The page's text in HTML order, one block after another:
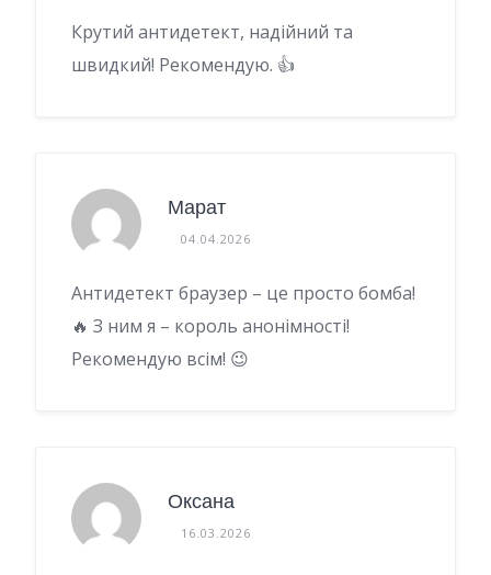
Крутий антидетект, надійний та
швидкий! Рекомендую. 👍
Марат
04.04.2026
Антидетект браузер – це просто бомба!
🔥 З ним я – король анонімності!
Рекомендую всім! 😉
Оксана
16.03.2026